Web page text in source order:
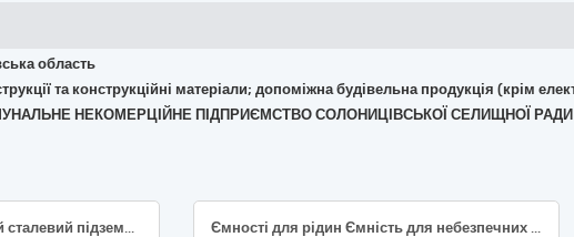
область
та конструкційні матеріали; допоміжна будівельна продукція (крім
КОМУНАЛЬНЕ НЕКОМЕРЦІЙНЕ ПІДПРИЄМСТВО СОЛОНИЦІВСЬКОЇ СЕЛИЩНОЇ
Резервуар горизонтальний сталевий підземного виконання об’ємом 50 м3 (РГСП-50) з обладнанням для зберігання та перекачування пального
Ємності для рідин Ємність для небезпечних речовин об’ємом 1000 літрів "Єврокуб" DD PACK на металевому піддоні